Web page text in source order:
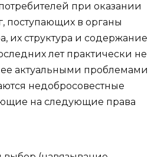
при оказании
поступающих в органы
их структура и содержание
лет практически не
актуальными проблемами
недобросовестные
на следующие права